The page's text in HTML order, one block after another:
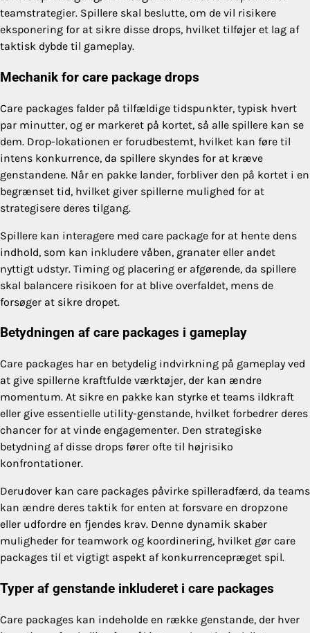
teamstrategier. Spillere skal beslutte, om de vil risikere
eksponering for at sikre disse drops, hvilket tilføjer et lag af
taktisk dybde til gameplay.
Mechanik for care package drops
Care packages falder på tilfældige tidspunkter, typisk hvert
par minutter, og er markeret på kortet, så alle spillere kan se
dem. Drop-lokationen er forudbestemt, hvilket kan føre til
intens konkurrence, da spillere skyndes for at kræve
genstandene. Når en pakke lander, forbliver den på kortet i en
begrænset tid, hvilket giver spillerne mulighed for at
strategisere deres tilgang.
Spillere kan interagere med care package for at hente dens
indhold, som kan inkludere våben, granater eller andet
nyttigt udstyr. Timing og placering er afgørende, da spillere
skal balancere risikoen for at blive overfaldet, mens de
forsøger at sikre dropet.
Betydningen af care packages i gameplay
Care packages har en betydelig indvirkning på gameplay ved
at give spillerne kraftfulde værktøjer, der kan ændre
momentum. At sikre en pakke kan styrke et teams ildkraft
eller give essentielle utility-genstande, hvilket forbedrer deres
chancer for at vinde engagementer. Den strategiske
betydning af disse drops fører ofte til højrisiko
konfrontationer.
Derudover kan care packages påvirke spilleradfærd, da teams
kan ændre deres taktik for enten at forsvare en dropzone
eller udfordre en fjendes krav. Denne dynamik skaber
muligheder for teamwork og koordinering, hvilket gør care
packages til et vigtigt aspekt af konkurrencepræget spil.
Typer af genstande inkluderet i care packages
Care packages kan indeholde en række genstande, der hver